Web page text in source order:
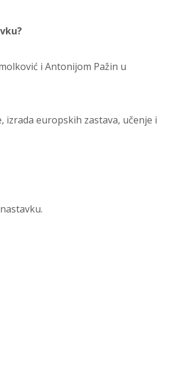
i Antonijom Pažin u
europskih zastava, učenje i